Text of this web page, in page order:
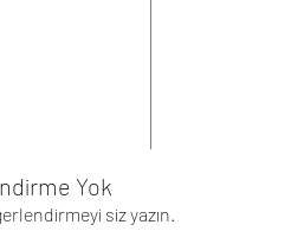
Yok
siz yazın.